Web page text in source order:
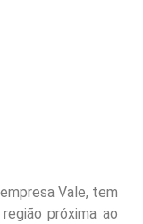
Vale, tem
próxima ao